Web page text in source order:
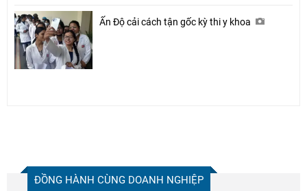
Ấn Độ cải cách tận gốc kỳ thi y khoa
ĐỒNG HÀNH CÙNG DOANH NGHIỆP